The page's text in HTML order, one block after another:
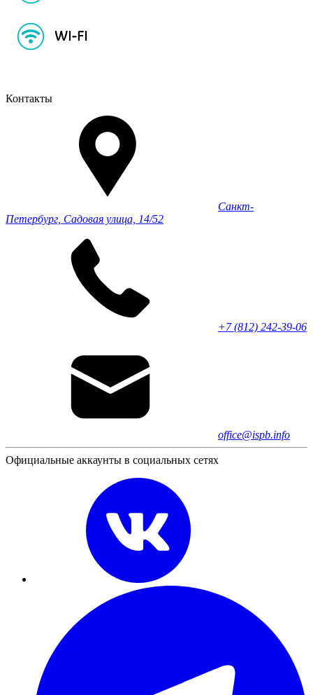
Контакты
Санкт-
Петербург, Садовая улица, 14/52
+7 (812) 242-39-06
office@ispb.info
Официальные аккаунты в социальных сетях